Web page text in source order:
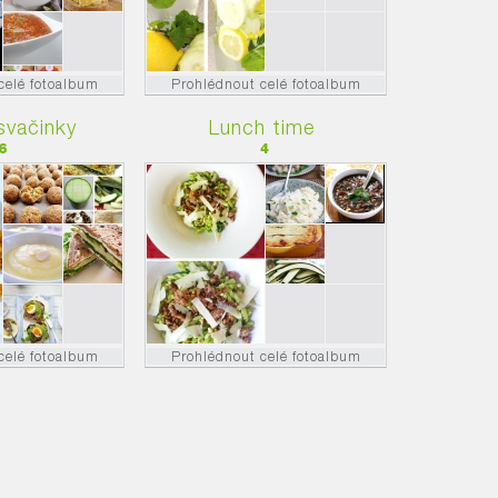
fotoalbum Prohlédnout celé fotoalbum
fotoalbum
Lunch time
4
Prohlédnout celé fotoalbum